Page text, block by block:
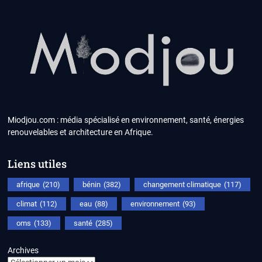
Miodjou.com : média spécialisé en environnement, santé, énergies
renouvelables et architecture en Afrique.
Liens utiles
afrique (210) bénin (382) changement climatique (117)
climat (112) eau (88) environnement (93)
oms (133) santé (285)
Archives